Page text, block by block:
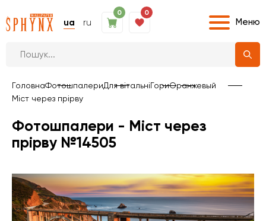
ua ru
0 0
Меню
ГоловнаФотошпалериДля вітальніГориОранжевый
Міст через прірву
Фотошпалери - Міст через
прірву №14505